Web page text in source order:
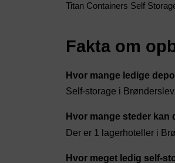
Titan Containers Self
Fakta om
Hvor mange ledige
Self-storage i
Hvor mange steder
Der er 1 lagerhoteller i
Hvor meget ledig self-